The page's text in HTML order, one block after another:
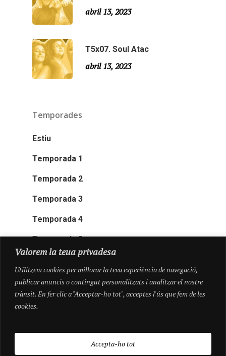
Valorem la teua privadesa
Utilitzem cookies per millorar la teva experiència de navegació,
publicar anuncis o contingut personalitzats i analitzar el nostre
trànsit. En fer clic a "Acceptar-ho tot", acceptes l'ús que fem de les
cookies.
Accepta-ho tot
abril 13, 2023
T5x07. Soul Atac
abril 13, 2023
Temporades
Estiu
Temporada 1
Temporada 2
Temporada 3
Temporada 4
Temporada 5